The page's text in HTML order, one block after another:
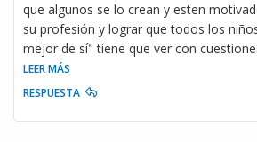
que algunos se lo crean y esten
su profesión y lograr que todos los
mejor de sí" tiene que ver con
LEER MÁS
RESPUESTA